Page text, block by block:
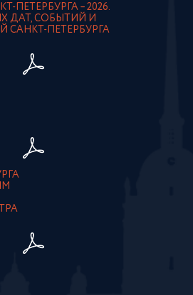
ПЕТЕРБУРГА – 2026.
ДАТ, СОБЫТИЙ И
САНКТ-ПЕТЕРБУРГА